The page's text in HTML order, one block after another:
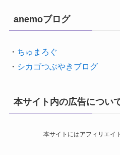
anemoブログ
・ ちゅまろぐ
・ シカゴつぶやきブログ
本サイト内の広告につい
本サイトにはアフィリエイ